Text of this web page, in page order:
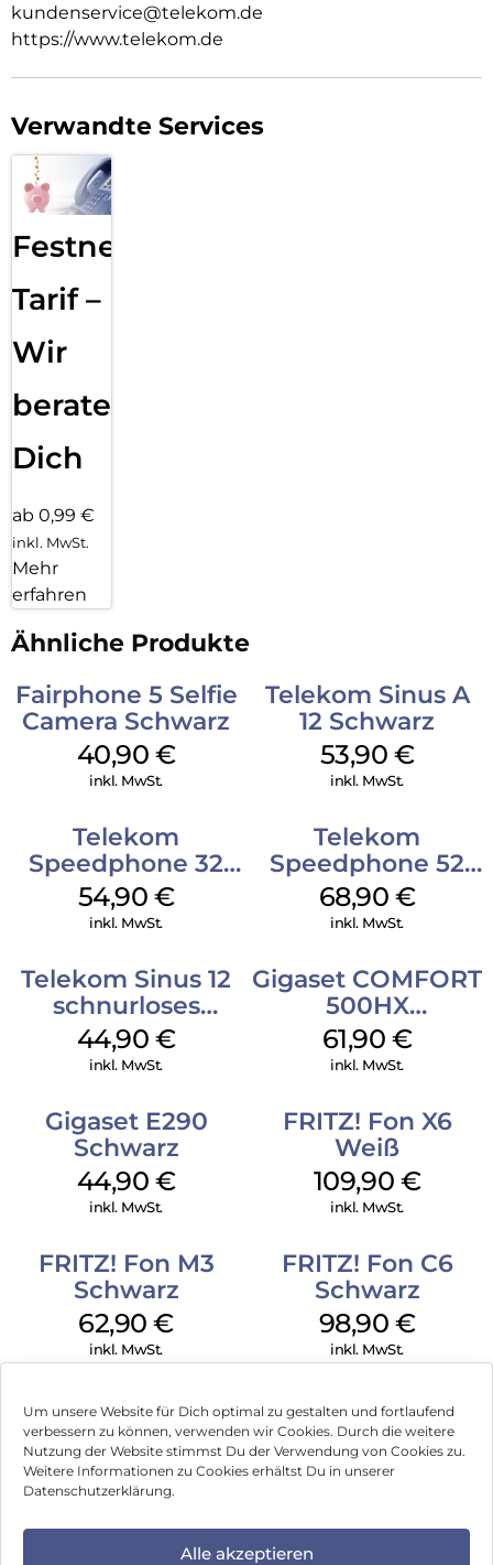
Um unsere Website für Dich optimal zu gestalten und fortlaufend
verbessern zu können, verwenden wir Cookies. Durch die weitere
Nutzung der Website stimmst Du der Verwendung von Cookies zu.
Weitere Informationen zu Cookies erhältst Du in unserer
Datenschutzerklärung.
Alle akzeptieren
kundenservice@telekom.de
https://www.telekom.de
Verwandte Services
Festnetz
Tarif –
Wir
beraten
Dich
ab 0,99 €
inkl. MwSt.
Mehr
erfahren
Ähnliche Produkte
Fairphone 5 Selfie
Camera Schwarz
40,90 €
inkl. MwSt.
Telekom Sinus A
12 Schwarz
53,90 €
inkl. MwSt.
Telekom
Speedphone 32
Ebenholz
54,90 €
inkl. MwSt.
Telekom
Speedphone 52
Schwarz
68,90 €
inkl. MwSt.
Telekom Sinus 12
schnurloses
Analog Telefon
Weiß
44,90 €
inkl. MwSt.
Gigaset COMFORT
500HX
Silber/Schwarz
61,90 €
inkl. MwSt.
Gigaset E290
Schwarz
44,90 €
inkl. MwSt.
FRITZ! Fon X6
Weiß
109,90 €
inkl. MwSt.
FRITZ! Fon M3
Schwarz
62,90€
inkl. MwSt.
FRITZ! Fon C6
Schwarz
98,90 €
inkl. MwSt.
Impressum